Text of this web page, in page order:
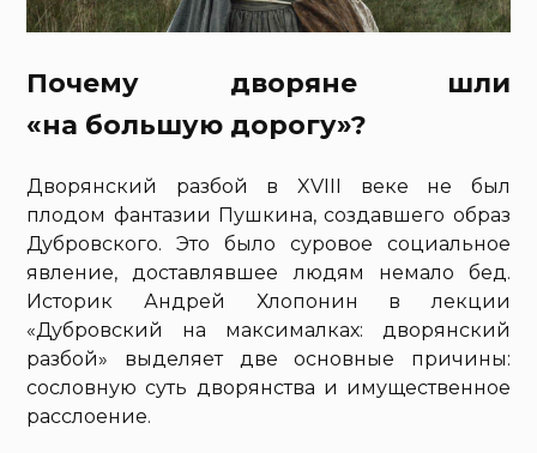
Почему дворяне шли
«на большую дорогу»?
Дворянский разбой в XVIII веке не был
плодом фантазии Пушкина, создавшего образ
Дубровского. Это было суровое социальное
явление, доставлявшее людям немало бед.
Историк Андрей Хлопонин в лекции
«Дубровский на максималках: дворянский
разбой» выделяет две основные причины:
сословную суть дворянства и имущественное
расслоение.